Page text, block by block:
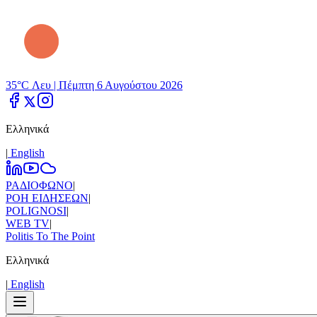
35°C Λευ | Πέμπτη 6 Αυγούστου 2026
Ελληνικά
| Εnglish
ΡΑΔΙΟΦΩΝΟ|
ΡΟΗ ΕΙΔΗΣΕΩΝ|
POLIGNOSI|
WEB TV|
Politis To The Point
Ελληνικά
| Εnglish